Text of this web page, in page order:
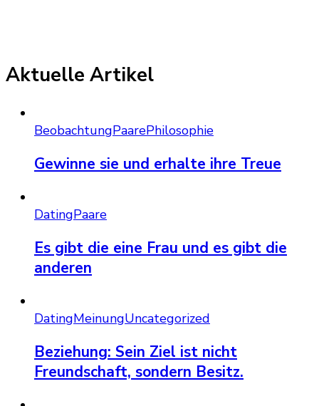
Aktuelle Artikel
BeobachtungPaarePhilosophie
Gewinne sie und erhalte ihre Treue
DatingPaare
Es gibt die eine Frau und es gibt die
anderen
DatingMeinungUncategorized
Beziehung: Sein Ziel ist nicht
Freundschaft, sondern Besitz.